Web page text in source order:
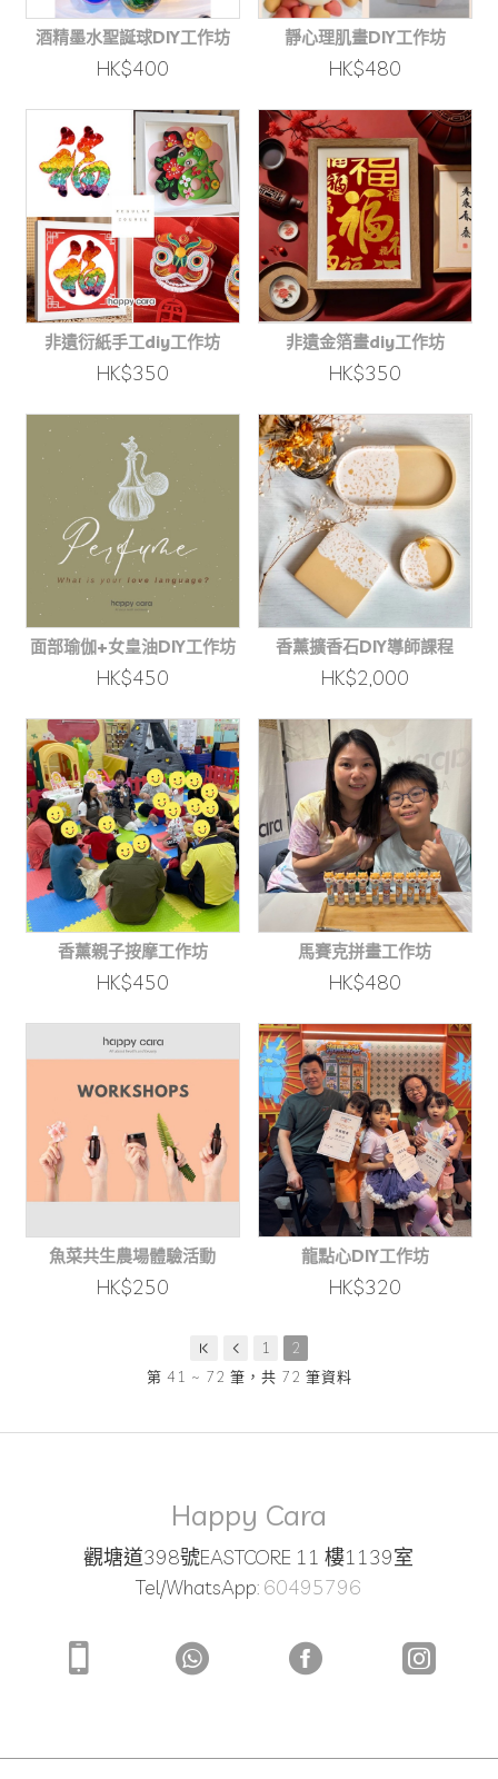
酒精墨水聖誕球DIY工作坊
HK$400
靜心理肌畫DIY工作坊
HK$480
非遺衍紙手工diy工作坊
HK$350
非遺金箔畫diy工作坊
HK$350
面部瑜伽+女皇油DIY工作坊
HK$450
香薰擴香石DIY導師課程
HK$2,000
香薰親子按摩工作坊
HK$450
馬賽克拼畫工作坊
HK$480
魚菜共生農場體驗活動
HK$250
龍點心DIY工作坊
HK$320
1
2
第 41 ~ 72 筆，共 72 筆資料
Happy Cara
觀塘道398號EASTCORE 11 樓1139室
Tel/WhatsApp: 60495796